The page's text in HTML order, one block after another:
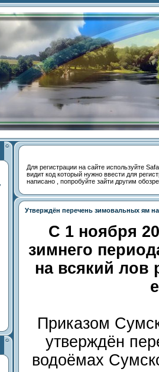
Для регистрации на сайте используйте
видит код который нужно ввести для
написано , попробуйте зайти другим
Утверждён перечень зимовальных ям на
С 1 ноября
зимнего
на всякий
Приказом
утверждён
водоёмах